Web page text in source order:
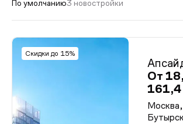
По умолчанию3 новостройки
Скидки до 15%
От
161,4